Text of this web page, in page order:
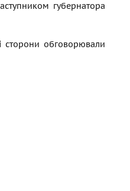
губернатора
сторони обговорювали